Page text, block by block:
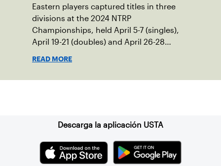
Eastern players captured titles in three
divisions at the 2024 NTRP
Championships, held April 5-7 (singles),
April 19-21 (doubles) and April 26-28
READ MORE
Descarga la aplicación USTA